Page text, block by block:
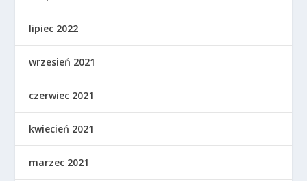
lipiec 2022
wrzesień 2021
czerwiec 2021
kwiecień 2021
marzec 2021